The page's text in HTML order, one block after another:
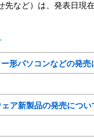
など）は、発表日現
形パソコンなどの発売
ア新製品の発売につい